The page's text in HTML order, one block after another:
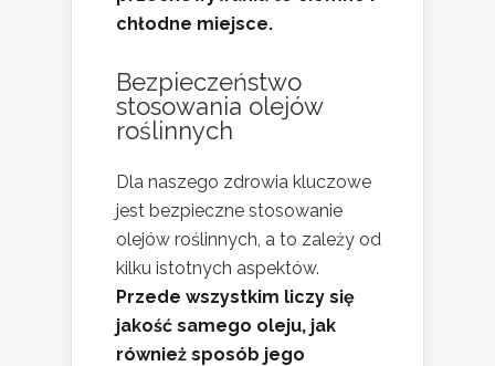
chłodne miejsce.
Bezpieczeństwo
stosowania olejów
roślinnych
Dla naszego zdrowia kluczowe
jest bezpieczne stosowanie
olejów roślinnych, a to zależy od
kilku istotnych aspektów.
Przede wszystkim liczy się
jakość samego oleju, jak
również sposób jego